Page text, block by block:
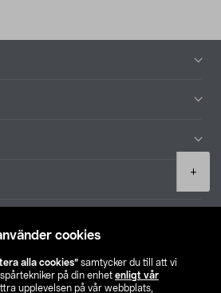
cookies
alla cookies” samtycker du till att vi
på din enhet enligt vår
upplevelsen på vår webbplats,
+
Hitta butik